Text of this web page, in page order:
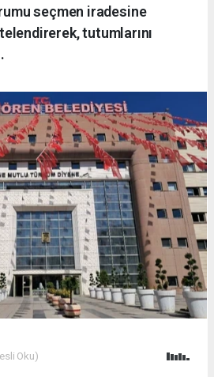
seçmen iradesine
tutumlarını
Oku)